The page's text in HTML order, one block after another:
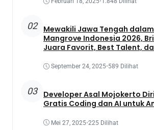
02
Mewakili Jawa Tengah
Mangrove Indonesia 2026,
Juara Favorit, Best Talent,
September 24, 2025•589 Dilihat
03
Developer Asal Mojokerto
Gratis Coding dan AI untuk
Mei 27, 2025•225 Dilihat